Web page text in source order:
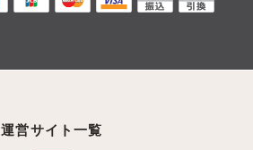
運営サイト一覧